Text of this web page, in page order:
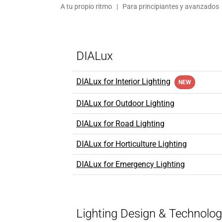
A tu propio ritmo | Para principiantes y avanzados
DIALux
DIALux for Interior Lighting NEW
DIALux for Outdoor Lighting
DIALux for Road Lighting
DIALux for Horticulture Lighting
DIALux for Emergency Lighting
Lighting Design &